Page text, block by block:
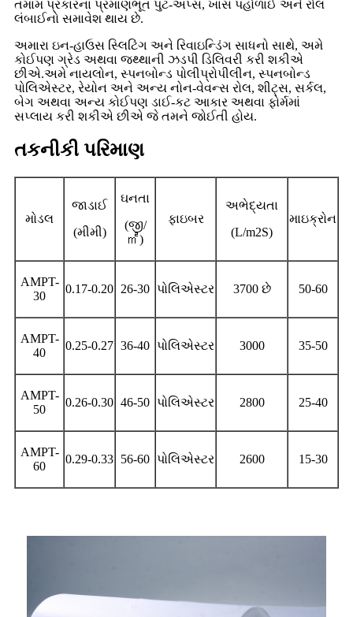
તમામ પ્રકારના પ્રમાણભૂત પુટ-અપ્સ, ખાસ પહોળાઈ અને રોલ
લંબાઈનો સમાવેશ થાય છે.
અમારા ઇન-હાઉસ સ્લિટિંગ અને રિવાઇન્ડિંગ સાધનો સાથે, અમે
કોઈપણ ગ્રેડ અથવા જથ્થાની ઝડપી ડિલિવરી કરી શકીએ
છીએ.અમે નાયલોન, સ્પનબોન્ડ પોલીપ્રોપીલીન, સ્પનબોન્ડ
પોલિએસ્ટર, રેયોન અને અન્ય નોન-વેવન્સ રોલ, શીટ્સ, સર્કલ,
બેગ અથવા અન્ય કોઈપણ ડાઈ-કટ આકાર અથવા ફોર્મમાં
સપ્લાય કરી શકીએ છીએ જે તમને જોઈતી હોય.
તકનીકી પરિમાણ
મોડલ
જાડાઈ
(મીમી)
ઘનતા
(જી/
㎡)
ફાઇબર
અભેદ્યતા
(L/m2S)
માઇક્રોન
AMPT-
30
0.17-0.20 26-30 પોલિએસ્ટર 3700 છે 50-60
AMPT-
40
0.25-0.27 36-40 પોલિએસ્ટર 3000 35-50
AMPT-
50
0.26-0.30 46-50 પોલિએસ્ટર 2800 25-40
AMPT-
60
0.29-0.33 56-60 પોલિએસ્ટર 2600 15-30